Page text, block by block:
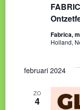
Fabrica,
Holland,
februari 2024
ZO
4